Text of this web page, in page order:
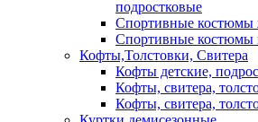
подростковые
Спортивные костюмы
Спортивные костюмы
Кофты,Толстовки, Свитера
Кофты детские,
Кофты, свитера,
Кофты, свитера,